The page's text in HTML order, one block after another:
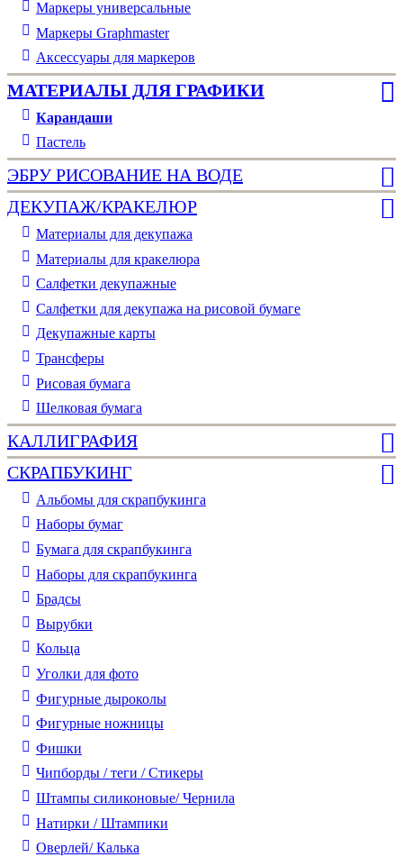
Маркеры универсальные
Маркеры Graphmaster
Аксессуары для маркеров
МАТЕРИАЛЫ ДЛЯ ГРАФИКИ
Карандаши
Пастель
ЭБРУ РИСОВАНИЕ НА ВОДЕ
ДЕКУПАЖ/КРАКЕЛЮР
Материалы для декупажа
Материалы для кракелюра
Cалфетки декупажные
Салфетки для декупажа на рисовой бумаге
Декупажные карты
Трансферы
Рисовая бумага
Шелковая бумага
КАЛЛИГРАФИЯ
СКРАПБУКИНГ
Альбомы для скрапбукинга
Наборы бумаг
Бумага для скрапбукинга
Наборы для скрапбукинга
Брадсы
Вырубки
Кольца
Уголки для фото
Фигурные дыроколы
Фигурные ножницы
Фишки
Чипборды / теги / Стикеры
Штампы силиконовые/ Чернила
Натирки / Штампики
Оверлей/ Калька